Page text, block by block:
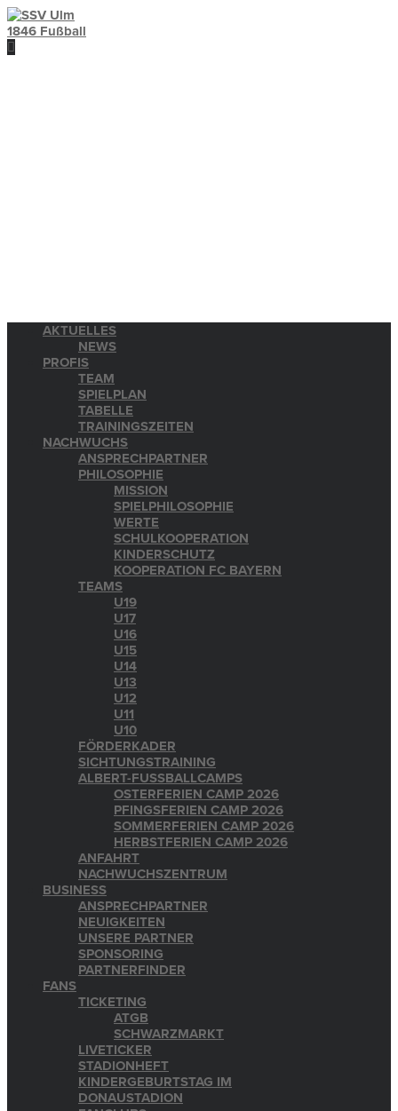
AKTUELLES
NEWS
PROFIS
TEAM
SPIELPLAN
TABELLE
TRAININGSZEITEN
NACHWUCHS
ANSPRECHPARTNER
PHILOSOPHIE
MISSION
SPIELPHILOSOPHIE
WERTE
SCHULKOOPERATION
KINDERSCHUTZ
KOOPERATION FC BAYERN
TEAMS
U19
U17
U16
U15
U14
U13
U12
U11
U10
FÖRDERKADER
SICHTUNGSTRAINING
ALBERT-FUSSBALLCAMPS
OSTERFERIEN CAMP 2026
PFINGSFERIEN CAMP 2026
SOMMERFERIEN CAMP 2026
HERBSTFERIEN CAMP 2026
ANFAHRT
NACHWUCHSZENTRUM
BUSINESS
ANSPRECHPARTNER
NEUIGKEITEN
UNSERE PARTNER
SPONSORING
PARTNERFINDER
FANS
TICKETING
ATGB
SCHWARZMARKT
LIVETICKER
STADIONHEFT
KINDERGEBURTSTAG IM
DONAUSTADION